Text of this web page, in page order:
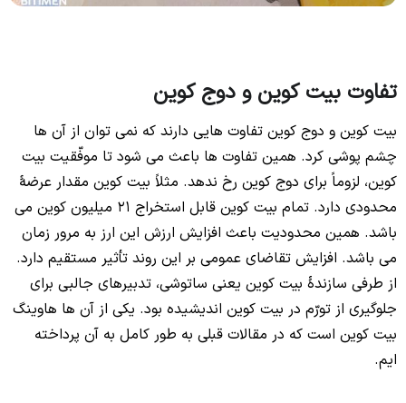
تفاوت بیت کوین و دوج کوین
بیت کوین و دوج کوین تفاوت هایی دارند که نمی توان از آن ها
چشم پوشی کرد. همین تفاوت ها باعث می شود تا موفّقیت بیت
کوین، لزوماً برای دوج کوین رخ ندهد. مثلاً بیت کوین مقدار عرضۀ
محدودی دارد. تمام بیت کوین قابل استخراج 21 میلیون کوین می
باشد. همین محدودیت باعث افزایش ارزش این ارز به مرور زمان
می باشد. افزایش تقاضای عمومی بر این روند تأثیر مستقیم دارد.
از طرفی سازندۀ بیت کوین یعنی ساتوشی، تدبیرهای جالبی برای
جلوگیری از تورّم در بیت کوین اندیشیده بود. یکی از آن ها هاوینگ
بیت کوین است که در مقالات قبلی به طور کامل به آن پرداخته
ایم.